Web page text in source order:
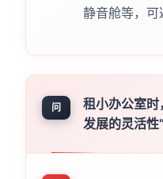
静音舱等，可
问
租小办公室时
发展的灵活性”